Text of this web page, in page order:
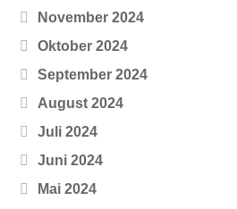
November 2024
Oktober 2024
September 2024
August 2024
Juli 2024
Juni 2024
Mai 2024